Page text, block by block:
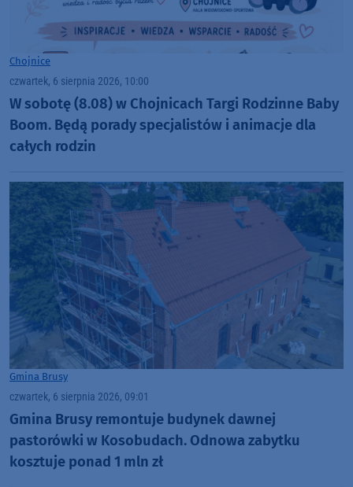
Chojnice
czwartek, 6 sierpnia 2026, 10:00
W sobotę (8.08) w Chojnicach Targi Rodzinne Baby
Boom. Będą porady specjalistów i animacje dla
całych rodzin
Gmina Brusy
czwartek, 6 sierpnia 2026, 09:01
Gmina Brusy remontuje budynek dawnej
pastorówki w Kosobudach. Odnowa zabytku
kosztuje ponad 1 mln zł